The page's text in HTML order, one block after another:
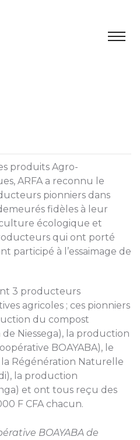
produits Agro-
ARFA a reconnu le
pionniers dans
fidèles à leur
écologique et
qui ont porté
participé à l’essaimage de
3 producteurs
agricoles ; ces pionniers
du compost
Niessega), la production
BOAYABA), le
la Régénération Naturelle
la production
et ont tous reçu des
F CFA chacun.
BOAYABA de